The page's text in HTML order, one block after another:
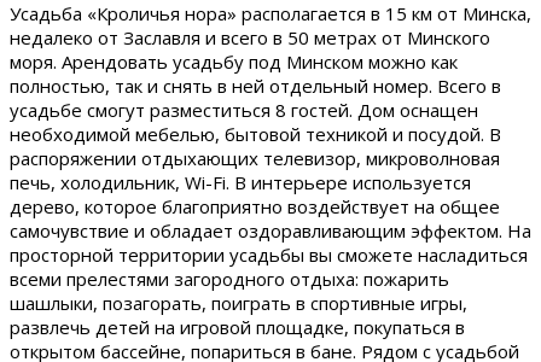
Усадьба «Кроличья нора» располагается в 15 км от Минска,
недалеко от Заславля и всего в 50 метрах от Минского
моря. Арендовать усадьбу под Минском можно как
полностью, так и снять в ней отдельный номер. Всего в
усадьбе смогут разместиться 8 гостей. Дом оснащен
необходимой мебелью, бытовой техникой и посудой. В
распоряжении отдыхающих телевизор, микроволновая
печь, холодильник, Wi-Fi. В интерьере используется
дерево, которое благоприятно воздействует на общее
самочувствие и обладает оздоравливающим эффектом. На
просторной территории усадьбы вы сможете насладиться
всеми прелестями загородного отдыха: пожарить
шашлыки, позагорать, поиграть в спортивные игры,
развлечь детей на игровой площадке, покупаться в
открытом бассейне, попариться в бане. Рядом с усадьбой